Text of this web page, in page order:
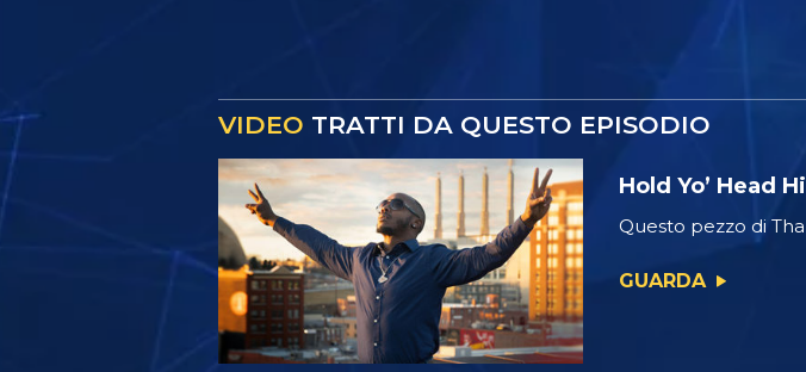
VIDEO TRATTI DA QUESTO EPISODIO
Hold Yo’ Head
Questo pezzo di
GUARDA